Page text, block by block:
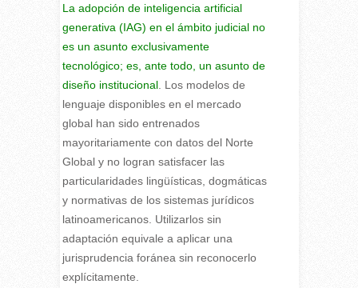
La adopción de inteligencia artificial
generativa (IAG) en el ámbito judicial no
es un asunto exclusivamente
tecnológico; es, ante todo, un asunto de
diseño institucional. Los modelos de
lenguaje disponibles en el mercado
global han sido entrenados
mayoritariamente con datos del Norte
Global y no logran satisfacer las
particularidades lingüísticas, dogmáticas
y normativas de los sistemas jurídicos
latinoamericanos. Utilizarlos sin
adaptación equivale a aplicar una
jurisprudencia foránea sin reconocerlo
explícitamente.